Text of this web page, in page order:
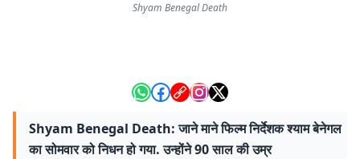
Shyam Benegal Death
Shyam Benegal Death: जाने माने फिल्म निर्देशक श्याम बेनेगल
का सोमवार को निधन हो गया. उन्होंने 90 साल की उम्र